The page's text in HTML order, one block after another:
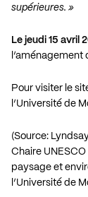
supérieures. »
Le jeudi 15 avril
l’aménagement
Pour visiter le
l’Université de
(Source:
Chaire
paysage et
l’Université de